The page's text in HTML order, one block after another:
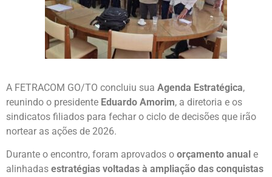
A FETRACOM GO/TO concluiu sua Agenda Estratégica,
reunindo o presidente Eduardo Amorim, a diretoria e os
sindicatos filiados para fechar o ciclo de decisões que irão
nortear as ações de 2026.
Durante o encontro, foram aprovados o orçamento anual e
alinhadas estratégias voltadas à ampliação das conquistas